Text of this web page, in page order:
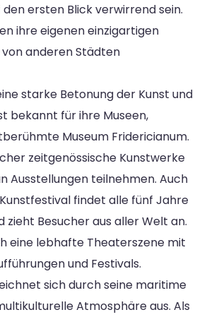
ersten Blick verwirrend sein.
ihre eigenen einzigartigen
von anderen Städten
starke Betonung der Kunst und
bekannt für ihre Museen,
Museum Fridericianum.
zeitgenössische Kunstwerke
Ausstellungen teilnehmen. Auch
findet alle fünf Jahre
zieht Besucher aus aller Welt an.
eine lebhafte Theaterszene mit
und Festivals.
sich durch seine maritime
Atmosphäre aus. Als